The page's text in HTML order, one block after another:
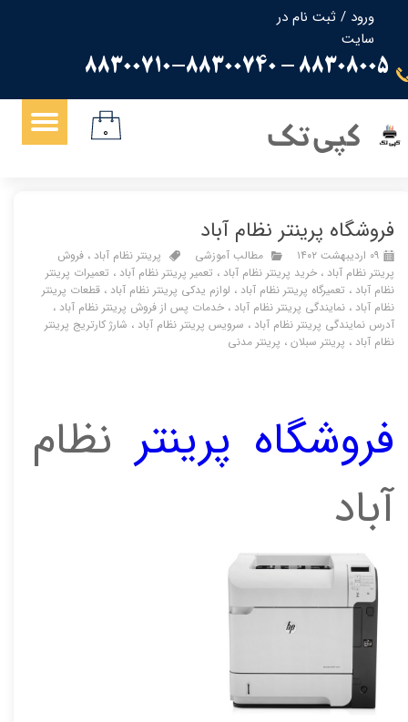
ورود / ثبت نام در
سایت
حساب کاربری من
تغییر گذر واژه
سفارشات
88308005 - 88300710-88300740
کپی تک ۰
فروشگاه پرینتر نظام آباد
۰۹ اردیبهشت ۱۴۰۲ مطالب آموزشی پرینتر نظام آباد ، فروش
پرینتر نظام آباد ، خرید پرینتر نظام آباد ، تعمیر پرینتر نظام آباد ، تعمیرات پرینتر
نظام آباد ، تعمیرگاه پرینتر نظام آباد ، لوازم یدکی پرینتر نظام آباد ، قطعات پرینتر
نظام آباد ، نمایندگی پرینتر نظام آباد ، خدمات پس از فروش پرینتر نظام آباد ،
آدرس نمایندگی پرینتر نظام آباد ، سرویس پرینتر نظام آباد ، شارژ کارتریج پرینتر
نظام آباد ، پرینتر سبلان ، پرینتر مدنی
فروشگاه پرینتر نظام
آباد